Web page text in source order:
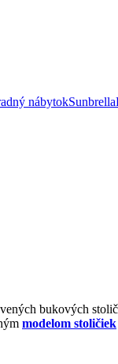
nábytokSunbrella
bukových
modelom stoličiek